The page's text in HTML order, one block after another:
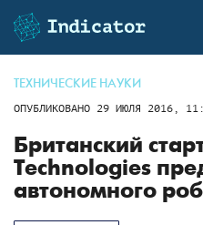
ТЕХНИЧЕСКИЕ НАУКИ
ОПУБЛИКОВАНО 29 ИЮЛЯ 2016,
Британский
Technologies
автономного